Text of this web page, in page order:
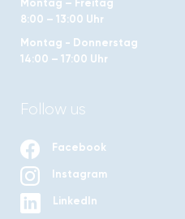
Montag – Freitag
8:00 – 13:00 Uhr
Montag - Donnerstag
14:00 – 17:00 Uhr
Follow us
Facebook
Instagram
LinkedIn